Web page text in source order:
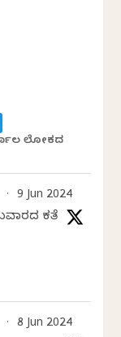
ಲೋಕದ
· 9 Jun 2024
ಕತೆ
· 8 Jun 2024